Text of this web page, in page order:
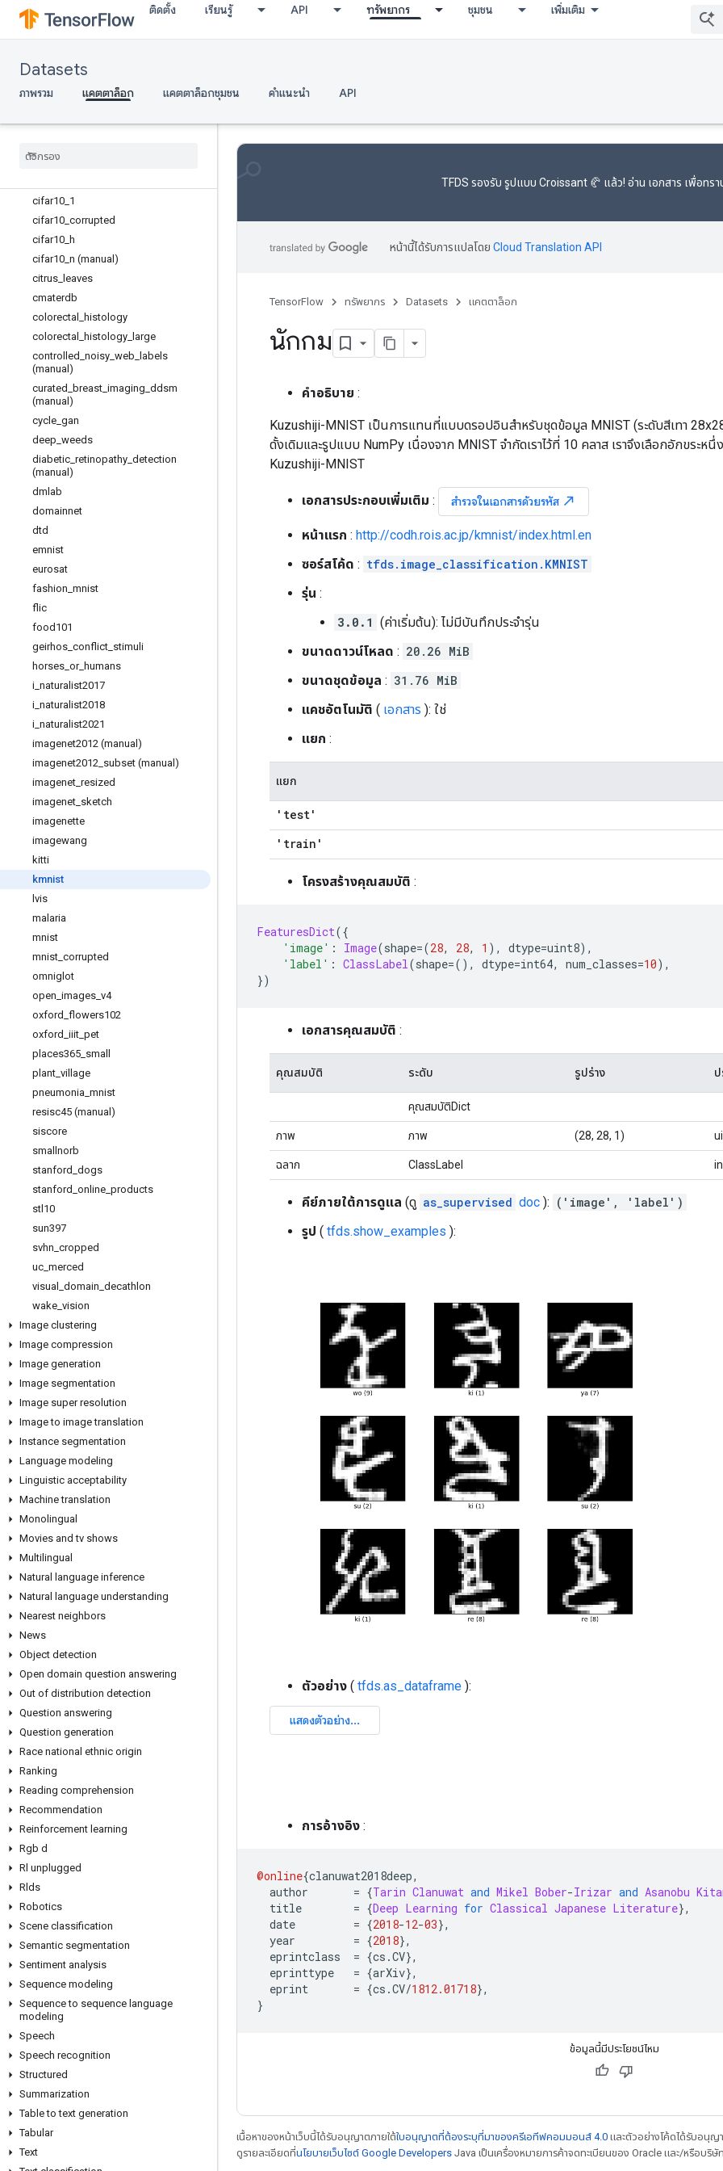
ติดตั้ง เรียนรู้ API ทรัพยากร ชุมชน เพิ่มเติม
Datasets
ภาพรวม แคตตาล็อก แคตตาล็อกชุมชน คำแนะนำ API
caltech_birds2010
caltech_birds2011
cassava
chexpert (manual)
cifar100
cifar10 1
cifar10 corrupted
cifar10 h
cifar10 n (manual)
citrus leaves
cmaterdb
colorectal
histology
colorectal
histology
large
controlled noisy web
labels
(manual)
curated
breast imaging ddsm
(manual)
cycle gan
deep weeds
diabetic retinopathy detection
(manual)
dmlab
domainnet
dtd
emnist
eurosat
fashion mnist
flic
food101
geirhos conflict stimuli
horses or_ humans
i naturalist2017
i naturalist2018
i naturalist2021
imagenet2012 (manual)
imagenet2012 subset (manual)
imagenet resized
imagenet sketch
imagenette
imagewang
kitti
kmnist
lvis
malaria
mnist
mnist corrupted
omniglot
open images v4
oxford flowers102
oxford iiit pet
places365 small
plant village
pneumonia mnist
resisc45 (manual)
siscore
smallnorb
stanford dogs
stanford online products
stl10
sun397
svhn cropped
uc merced
visual
domain decathlon
wake vision
Image clustering
Image compression
Image generation
Image segmentation
Image super resolution
Image to image translation
Instance segmentation
Language modeling
Linguistic acceptability
Machine translation
Monolingual
Movies and tv shows
Multilingual
Natural language inference
Natural language understanding
Nearest neighbors
News
Object detection
Open domain question answering
Out of distribution detection
Question answering
Question generation
Race national ethnic origin
Ranking
Reading comprehension
Recommendation
Reinforcement learning
Rgb d
Rl unplugged
Rlds
Robotics
Scene classification
Semantic segmentation
Sentiment analysis
Sequence modeling
Sequence to sequence language
modeling
Speech
Speech recognition
Structured
Summarization
Table to text generation
Tabular
Text
TFDS รองรับ รูปแบบ Croissant 🥐 แล้ว! อ่าน เอกสาร เพื่อทร
หน้านี้ได้รับการแปลโดย Cloud Translation API
TensorFlow ทรัพยากร Datasets แคตตาล็อก
นักกม
คำอธิบาย :
Kuzushiji-MNIST เป็นการแทนที่แบบดรอปอินสำหรับชุดข้อมูล MNIST (ระดับสีเทา
ดั้งเดิมและรูปแบบ NumPy เนื่องจาก MNIST จำกัดเราไว้ที่ 10 คลาส เราจึงเลือกอักขระห
Kuzushiji-MNIST
เอกสารประกอบเพิ่มเติม : สำรวจในเอกสารด้วยรหัส north_east
หน้าแรก : http://codh.rois.ac.jp/kmnist/index.html.en
ซอร์สโค้ด : tfds.image_classification.KMNIST
รุ่น :
3.0.1 (ค่าเริ่มต้น): ไม่มีบันทึกประจำรุ่น
ขนาดดาวน์โหลด : 20.26 MiB
ขนาดชุดข้อมูล : 31.76 MiB
แคชอัตโนมัติ ( เอกสาร ): ใช่
แยก :
แยก
'test'
'train'
โครงสร้างคุณสมบัติ :
FeaturesDict({
'image' : Image(shape=(28, 28, 1 ), dtype=uint8),
'label' : ClassLabel(shape=(), dtype=int64, num_classes=10),
})
เอกสารคุณสมบัติ :
คุณสมบัติ ระดับ รูปร่าง ป
คุณสมบัติDict
ภาพ ภาพ (28, 28, 1)
ฉลาก ClassLabel
คีย์ภายใต้การดูแล (ดู as_supervised doc ): ('image', 'label')
รูป ( tfds.show_examples ):
ตัวอย่าง ( tfds.as_dataframe ):
การอ้างอิง :
@online{clanuwat2018deep,
author = {Tarin Clanuwat and Mikel Bober-Irizar and Asanobu
title = {Deep Learning for Classical Japanese Literature},
date = {2018-12-03},
year = {2018},
eprintclass = {cs .CV},
eprinttype = {arXiv},
eprint = {cs .CV/1812.01718},
}
ข้อมูลนี้มีประโยชน์ไหม
เนื้อหาของหน้าเว็บนี้ได้รับอนุญาตภายใต้ใบอนุญาตที่ต้องระบุที่มาของครีเอทีฟคอมมอนส์ 4.0 และตัวอย่างโค้ดได้รับอนุญ
ดูรายละเอียดที่นโยบายเว็บไซต์ Google Developers Java เป็นเครื่องหมายการค้าจดทะเบียนของ Oracle และ/หรือบริษัท